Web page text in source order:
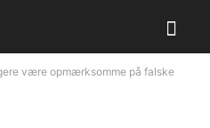
være opmærksomme på falske